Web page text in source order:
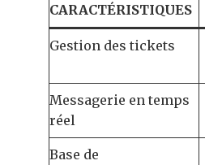
CARACTÉRISTIQUES
Gestion des tickets
Messagerie en temps
réel
Base de